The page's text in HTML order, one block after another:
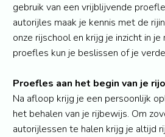
gebruik van een vrijblijvende
autorijles maak je kennis met de
onze rijschool en krijg je inzicht in je
proefles kun je beslissen of je
Proefles aan het begin van je
Na afloop krijg je een persoonlijk
het behalen van je rijbewijs. Om
autorijlessen te halen krijg je altijd